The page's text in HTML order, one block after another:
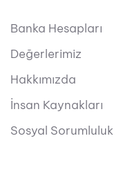
Banka Hesapları
Değerlerimiz
Hakkımızda
İnsan Kaynakları
Sosyal Sorumluluk